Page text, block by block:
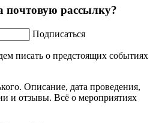
почтовую рассылку?
Подписаться
писать о предстоящих событиях
Описание, дата проведения,
и отзывы. Всё о мероприятиях